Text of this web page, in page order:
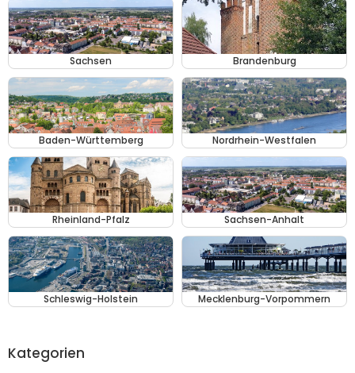
Sachsen Brandenburg
Baden-Württemberg Nordrhein-Westfalen
Rheinland-Pfalz Sachsen-Anhalt
Schleswig-Holstein Mecklenburg-Vorpommern
Kategorien